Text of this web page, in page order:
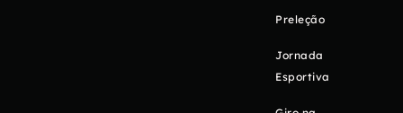
Preleção
Jornada
Esportiva